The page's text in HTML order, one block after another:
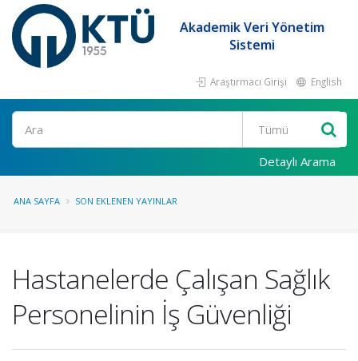
Akademik Veri Yönetim
Sistemi
Araştırmacı Girişi English
Ara
Detaylı Arama
ANA SAYFA SON EKLENEN YAYINLAR
Hastanelerde Çalışan Sağlık
Personelinin İş Güvenliği